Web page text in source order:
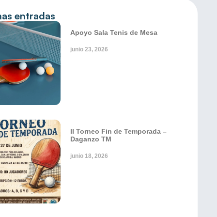
entradas
Apoyo Sala Tenis de Mesa
junio 23, 2026
II Torneo Fin de Temporada –
Daganzo TM
junio 18, 2026